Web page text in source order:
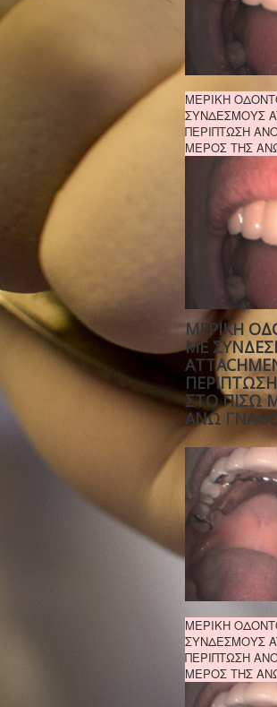
ΜΕΡΙΚΗ
ΣΥΝΔΕΣΜΟΥΣ
ΠΕΡΙΠΤΩΣΗ
ΜΕΡΟΣ ΤΗΣ
ΜΕΡΙΚΗ
ΜΕ
ΣΤΟ ΠΙΣΩ
ΑΝΩ
ΜΕΡΙΚΗ
ΣΥΝΔΕΣΜΟΥΣ
ΠΕΡΙΠΤΩΣΗ
ΜΕΡΟΣ ΤΗΣ